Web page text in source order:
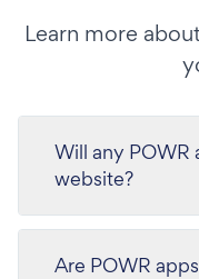
Learn more
Will any POWR
website?
Are POWR